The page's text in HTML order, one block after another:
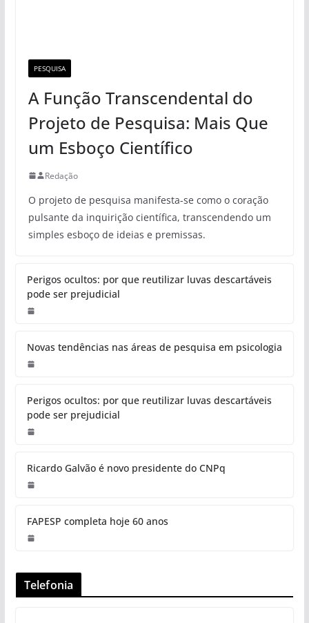
PESQUISA
A Função Transcendental do
Projeto de Pesquisa: Mais Que
um Esboço Científico
Redação
O projeto de pesquisa manifesta-se como o coração
pulsante da inquirição científica, transcendendo um
simples esboço de ideias e premissas.
Perigos ocultos: por que reutilizar luvas descartáveis
pode ser prejudicial
Novas tendências nas áreas de pesquisa em psicologia
Perigos ocultos: por que reutilizar luvas descartáveis
pode ser prejudicial
Ricardo Galvão é novo presidente do CNPq
FAPESP completa hoje 60 anos
Telefonia